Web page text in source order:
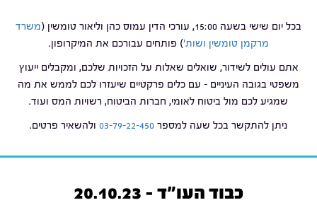
בכל יום שישי בשעה 15:00, עורכי הדין עמוס כהן וליאור טומשין (
משרד
מרקמן טומשין ושות') פותחים עבורכם את המיקרופון.
אתם עולים לשידור, שואלים שאלות על הזכויות שלכם, ומקבלים ייעוץ
משפטי בגובה העיניים – עם כלים פרקטיים שיעזרו לכם לממש את מה
שמגיע לכם מול ביטוח לאומי, חברות הביטוח, רשויות המס ועוד.
ניתן להתקשר בכל שעה למספר 03-79-22-450 ולהשאיר פרטים.
כבוד העו"ד - 20.10.23